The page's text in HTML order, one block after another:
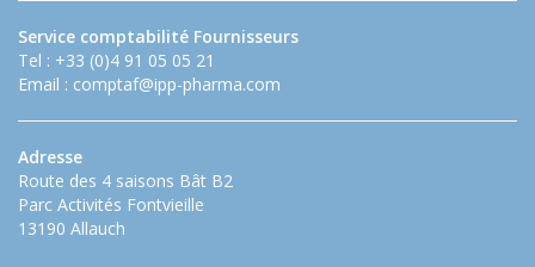
Service comptabilité Fournisseurs
Tel : +33 (0)4 91 05 05 21
Email : comptaf@ipp-pharma.com
Adresse
Route des 4 saisons Bât B2
Parc Activités Fontvieille
13190 Allauch